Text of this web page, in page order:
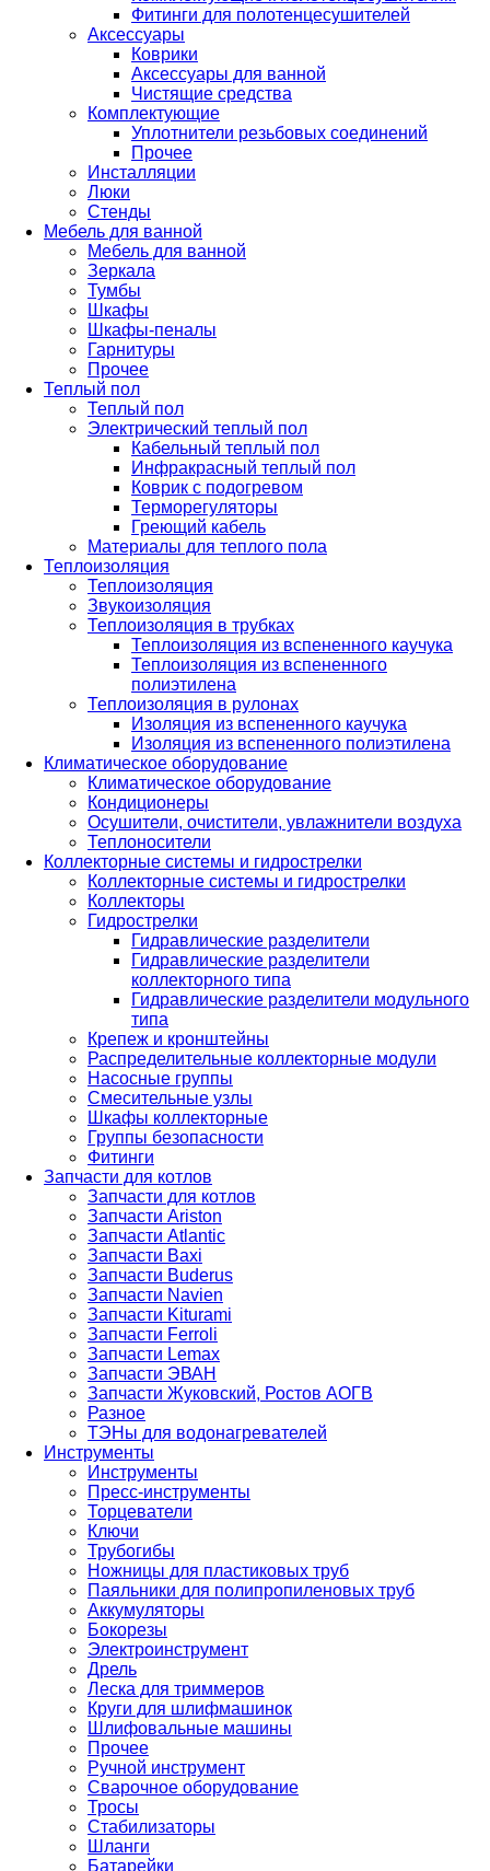
Фитинги для полотенцесушителей
Аксессуары
Коврики
Аксессуары для ванной
Чистящие средства
Комплектующие
Уплотнители резьбовых соединений
Прочее
Инсталляции
Люки
Стенды
Мебель для ванной
Мебель для ванной
Зеркала
Тумбы
Шкафы
Шкафы-пеналы
Гарнитуры
Прочее
Теплый пол
Теплый пол
Электрический теплый пол
Кабельный теплый пол
Инфракрасный теплый пол
Коврик с подогревом
Терморегуляторы
Греющий кабель
Материалы для теплого пола
Теплоизоляция
Теплоизоляция
Звукоизоляция
Теплоизоляция в трубках
Теплоизоляция из вспененного каучука
Теплоизоляция из вспененного
полиэтилена
Теплоизоляция в рулонах
Изоляция из вспененного каучука
Изоляция из вспененного полиэтилена
Климатическое оборудование
Климатическое оборудование
Кондиционеры
Осушители, очистители, увлажнители воздуха
Теплоносители
Коллекторные системы и гидрострелки
Коллекторные системы и гидрострелки
Коллекторы
Гидрострелки
Гидравлические разделители
Гидравлические разделители
коллекторного типа
Гидравлические разделители модульного
типа
Крепеж и кронштейны
Распределительные коллекторные модули
Насосные группы
Смесительные узлы
Шкафы коллекторные
Группы безопасности
Фитинги
Запчасти для котлов
Запчасти для котлов
Запчасти Ariston
Запчасти Atlantic
Запчасти Baxi
Запчасти Buderus
Запчасти Navien
Запчасти Kiturami
Запчасти Ferroli
Запчасти Lemax
Запчасти ЭВАН
Запчасти Жуковский, Ростов АОГВ
Разное
ТЭНы для водонагревателей
Инструменты
Инструменты
Пресс-инструменты
Торцеватели
Ключи
Трубогибы
Ножницы для пластиковых труб
Паяльники для полипропиленовых труб
Аккумуляторы
Бокорезы
Электроинструмент
Дрель
Леска для триммеров
Круги для шлифмашинок
Шлифовальные машины
Прочее
Ручной инструмент
Сварочное оборудование
Тросы
Стабилизаторы
Шланги
Батарейки